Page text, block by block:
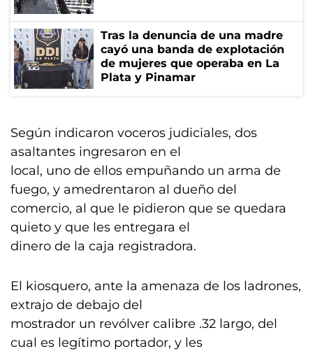
Tras la denuncia de una madre
cayó una banda de explotación
de mujeres que operaba en La
Plata y Pinamar
Según indicaron voceros judiciales, dos
asaltantes ingresaron en el
local, uno de ellos empuñando un arma de
fuego, y amedrentaron al dueño del
comercio, al que le pidieron que se quedara
quieto y que les entregara el
dinero de la caja registradora.
El kiosquero, ante la amenaza de los ladrones,
extrajo de debajo del
mostrador un revólver calibre .32 largo, del
cual es legítimo portador, y les